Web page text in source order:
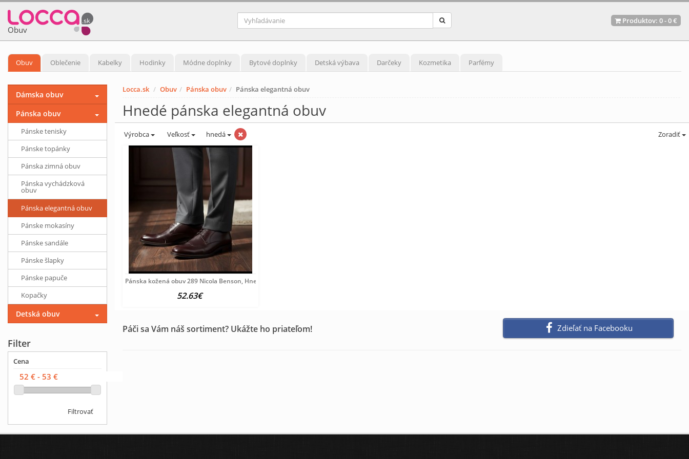
Obuv
Produktov: 0-0 €
Obuv Oblečenie Kabelky Hodinky Módne doplnky Bytové doplnky Detská výbava Darčeky Kozmetika Parfémy
Locca.sk Obuv Pánska obuv Pánska elegantná obuv
Hnedé pánska elegantná obuv
Výrobca Veľkosť hnedá Zoradiť
Pánska kožená obuv 289 Nicola Benson, Hnedá, 44
52.63€
Páči sa Vám náš sortiment? Ukážte ho priateľom! Zdieľať na Facebooku
Dámska obuv
Pánska obuv
Pánske tenisky
Pánske topánky
Pánska zimná obuv
Pánska vychádzková
obuv
Pánska elegantná obuv
Pánske mokasíny
Pánske sandále
Pánske šlapky
Pánske papuče
Kopačky
Detská obuv
Filter
Cena
Filtrovať